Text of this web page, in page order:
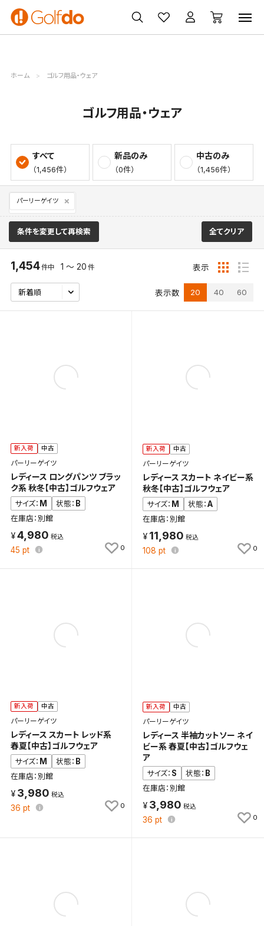
ゴルフ
クラブ
ゴルフ用品
買取
無料査定
クーポン
一覧
ホーム ゴルフ用品・ウェア
ゴルフ用品・ウェア
すべて
（1,456件）
新品のみ
（0件）
中古のみ
（1,456件）
パーリーゲイツ
条件を変更して再検索 全てクリア
1,454件中 1 ～ 20 件 表示
表示数 20 40 60
新入荷 中古
パーリーゲイツ
レディース ロングパンツ ブラッ
ク系 秋冬【中古】ゴルフウェア
サイズ： M 状態： B
在庫店：別館
4,980
45 pt 0
新入荷 中古
パーリーゲイツ
レディース スカート ネイビー系
秋冬【中古】ゴルフウェア
サイズ： M 状態：A
在庫店：別館
11,980
108 pt 0
新入荷 中古
パーリーゲイツ
レディース スカート レッド系
春夏【中古】ゴルフウェア
サイズ： M 状態： B
在庫店：別館
3,980
36 pt 0
新入荷 中古
パーリーゲイツ
レディース 半袖カットソー ネイ
ビー系 春夏【中古】ゴルフウェ
ア
サイズ： S 状態： B
在庫店：別館
3,980
36 pt 0